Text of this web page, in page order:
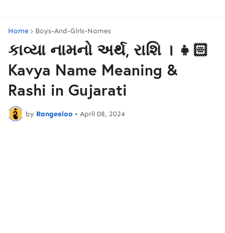
Home Boys-And-Girls-Names
કાવ્યા નામનો અર્થ, રાશિ । 👧🏻
Kavya Name Meaning &
Rashi in Gujarati
by Rangeeloo • April 08, 2024